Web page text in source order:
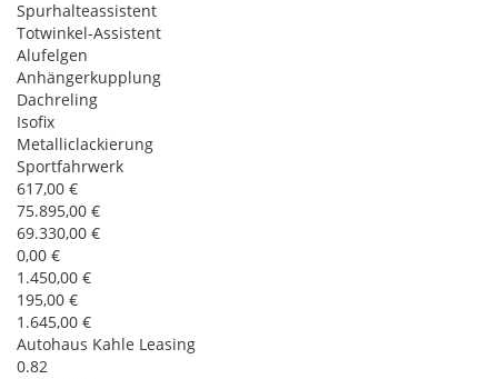
Spurhalteassistent
Totwinkel-Assistent
Alufelgen
Anhängerkupplung
Dachreling
Isofix
Metalliclackierung
Sportfahrwerk
617,00 €
75.895,00 €
69.330,00 €
0,00 €
1.450,00 €
195,00 €
1.645,00 €
Autohaus Kahle Leasing
0.82